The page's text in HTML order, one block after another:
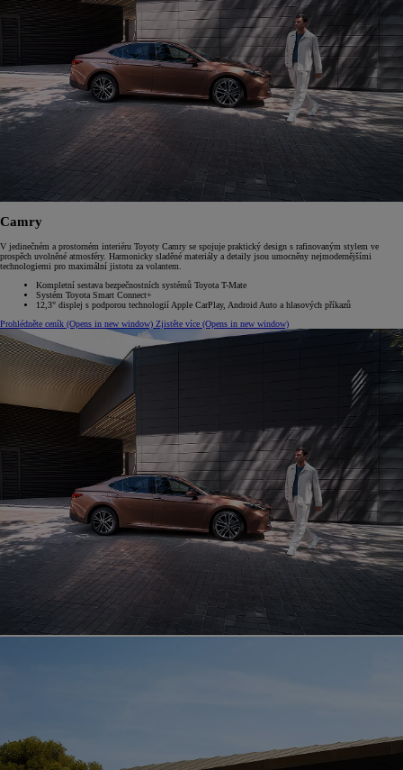
Camry
V jedinečném a prostorném interiéru Toyoty Camry se spojuje praktický design s rafinovaným stylem ve
prospěch uvolněné atmosféry. Harmonicky sladěné materiály a detaily jsou umocněny nejmodernějšími
technologiemi pro maximální jistotu za volantem.
Kompletní sestava bezpečnostních systémů Toyota T-Mate
Systém Toyota Smart Connect+
12,3" displej s podporou technologií Apple CarPlay, Android Auto a hlasových příkazů
Prohlédněte ceník (Opens in new window) Zjistěte více (Opens in new window)